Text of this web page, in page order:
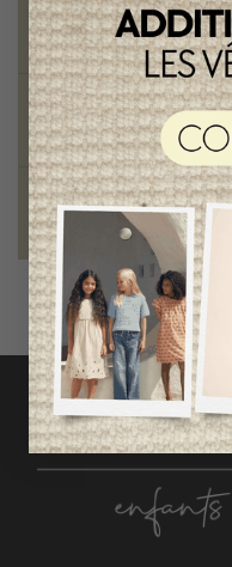
Vêtements chics
pour mamans et
Style et
qualité remarquable
Fondation des
fiers de collaborer